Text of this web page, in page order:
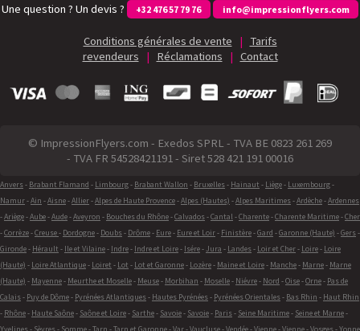
Une question ? Un devis ? +32 476 57 79 76 info@impressionflyers.com
Conditions générales de vente |
Tarifs
revendeurs
| Réclamations | Contact
© ImpressionFlyers.com - Exedos SPRL - TVA BE 0823 261 269
- TVA FR 54528421191 - Siret 528 421 191 00016
Anvers- Brabant Flamand - Limbourg- Brabant Wallon - Bruxelles- Hainaut - Liège- Luxembourg-
Namur-Ain -Aisne-Allier-Alpes de Haute Provence-Alpes (Hautes) -Alpes Maritimes-Ardèche-Ardennes
-Ariège-Aube-Aude-Aveyron - Bouches du Rhône-Calvados-Cantal -Charente-Charente Maritime-Cher
-Corrèze-Creuse- Dordogne- Doubs- Drôme- Eure- Eure et Loir- Finistère-Gard -Garonne (Haute) -Gers-
Gironde- Hérault - Ile et Vilaine- Indre- Indre et Loire- Isére- Jura - Landes- Loir et Cher- Loire- Loire
(Haute) - Loire Atlantique- Loiret - Lot - Lot et Garonne- Lozère- Maine et Loire- Manche- Marne- Marne
(Haute) - Mayenne- Meurthe et Moselle- Meuse- Morbihan - Moselle- Niévre- Nord -Oise-Orne- Pas de
Calais- Puy de Dôme- Pyrénées Atlantiques- Hautes Pyrénées- Pyrénées Orientales- Bas Rhin - Haut Rhin
- Rhône- Haute Saône- Saône et Loire- Sarthe- Savoie- Savoie- Paris- Seine Maritime- Seine et Marne-